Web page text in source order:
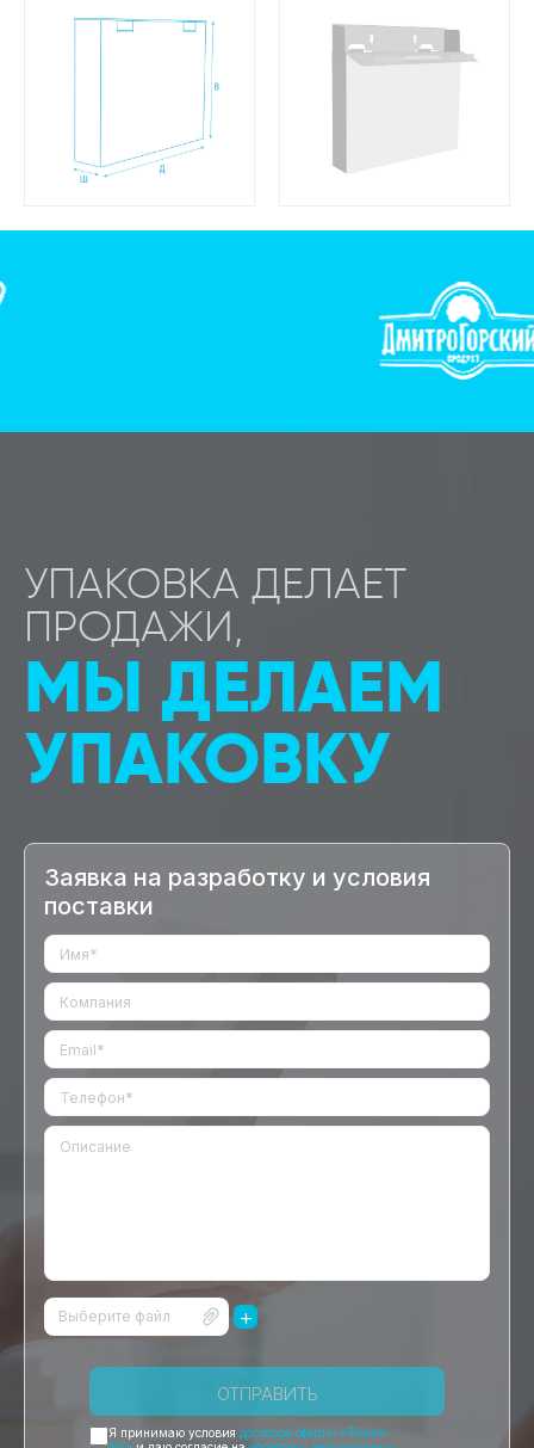
УПАКОВКА ДЕЛАЕТ
ПРОДАЖИ,
МЫ ДЕЛАЕМ
УПАКОВКУ
Заявка на разработку и условия
поставки
Выберите файл +
ОТПРАВИТЬ
Я принимаю условия договора оферты «Факел-